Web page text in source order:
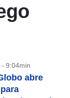
- 9:04min
abre